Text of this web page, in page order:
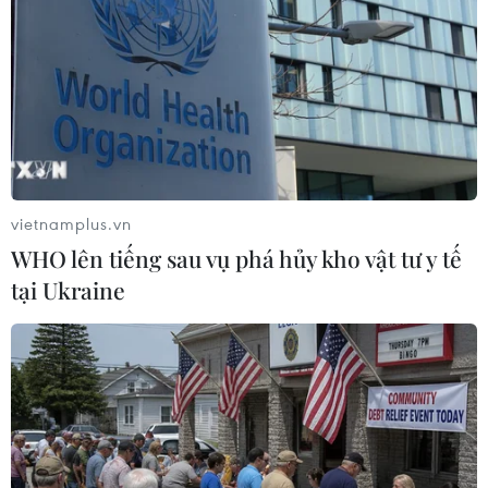
nhiều trẻ em bị bạo hành, xâm hại
25/04/2023 14:43
PGS, Tiến sỹ Lương Ngọc Khuê cho biết không ít các
trường hợp nạn nhân bị bạo hành, xâm hại tình dục là
trẻ em đã được các cơ sở khám chữa bệnh phát hiện
và phối hợp với các cơ quan luật pháp xử lý.
vietnamplus.vn
WHO lên tiếng sau vụ phá hủy kho vật tư y tế
tại Ukraine